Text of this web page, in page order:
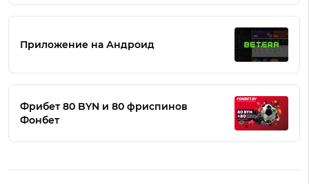
Приложение на Андроид
Фрибет 80 BYN и 80 фриспинов
Фонбет